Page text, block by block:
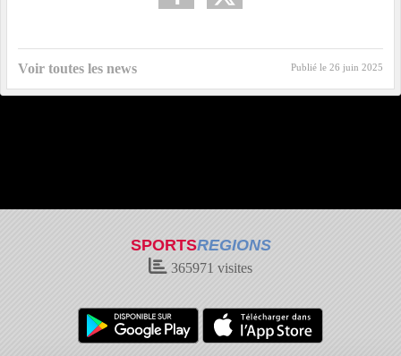
Voir toutes les news Publié le 26 juin 2025
SPORTSREGIONS
365971 visites